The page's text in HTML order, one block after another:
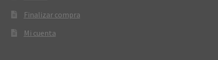
Finalizar compra
Mi cuenta